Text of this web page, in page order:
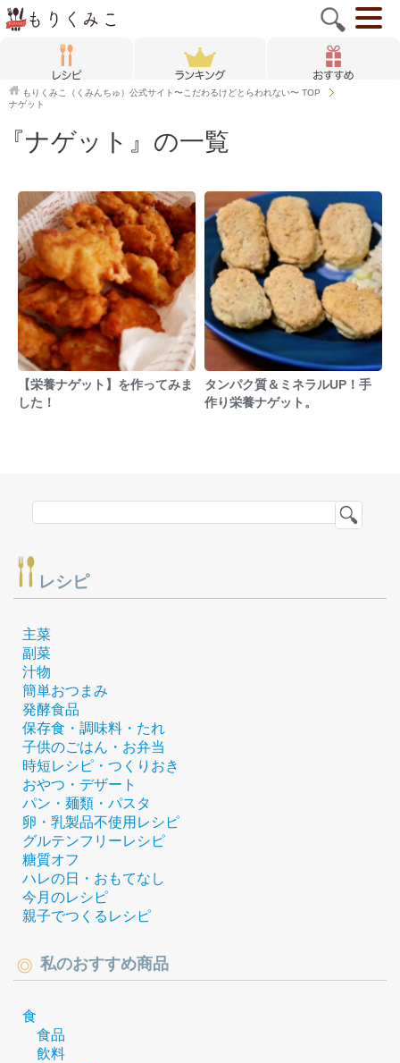
もりくみこ（くみんちゅ）公式サイト〜こだわるけどとらわれない〜 TOP
ナゲット
『ナゲット』の一覧
【栄養ナゲット】を作ってみま
した！
タンパク質＆ミネラルUP！手
作り栄養ナゲット。
レシピ
主菜
副菜
汁物
簡単おつまみ
発酵食品
保存食・調味料・たれ
子供のごはん・お弁当
時短レシピ・つくりおき
おやつ・デザート
パン・麺類・パスタ
卵・乳製品不使用レシピ
グルテンフリーレシピ
糖質オフ
ハレの日・おもてなし
今月のレシピ
親子でつくるレシピ
私のおすすめ商品
食
食品
飲料